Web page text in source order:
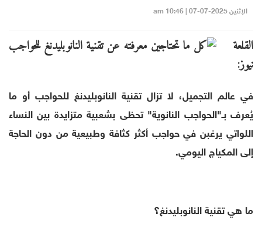
الإثنين 2025-07-07 | 10:46 am
القلعة
نيوز:
في عالم التجميل، لا تزال تقنية النانوبليدنغ للحواجب أو ما
يُعرف بـ"الحواجب النانوية" تحظى بشعبية متزايدة بين النساء
اللواتي يرغبن في حواجب أكثر كثافة وطبيعية من دون الحاجة
إلى المكياج اليومي.
ما هي تقنية النانوبليدنغ؟